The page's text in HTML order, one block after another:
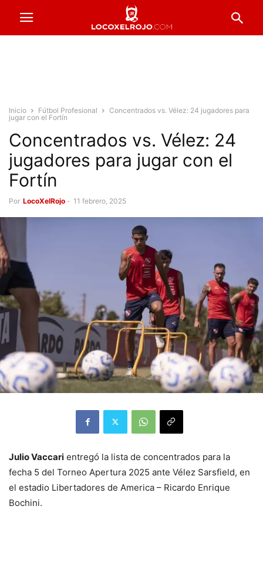
Inicio Fútbol Profesional
Concentrados vs. Vélez: 24 jugadores para
jugar con el Fortín
Concentrados vs. Vélez: 24
jugadores para jugar con el
Fortín
Por LocoXelRojo - 11 febrero, 2025
Julio Vaccari entregó la lista de concentrados para la
fecha 5 del Torneo Apertura 2025 ante Vélez Sarsfield, en
el estadio Libertadores de America – Ricardo Enrique
Bochini.